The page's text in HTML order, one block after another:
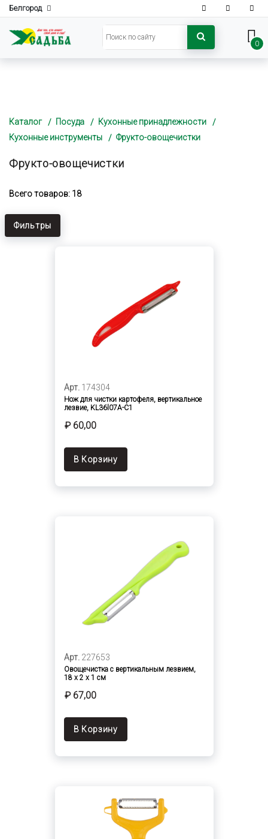
Белгород
0
Каталог Посуда
Кухонные принадлежности
Кухонные инструменты
Фрукто-овощечистки
Фрукто-овощечистки
Всего товаров: 18
Фильтры
Арт. 174304
Нож для чистки картофеля, вертикальное
лезвие, KL36l07A-C1
₽ 60,00
В Корзину
Арт. 227653
Овощечистка с вертикальным лезвием,
18 х 2 х 1 см
₽ 67,00
В Корзину